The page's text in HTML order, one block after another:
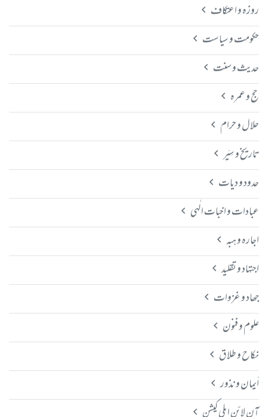
روزہ و اعتکاف
حکومت و سیاست
حدیث و سنت
حج و عمرہ
حلال و حرام
تاریخ و سِیَر
حدود و دیات
عبادات و اخبات الٰہی
اجارہ و ہبہ
اجتہاد و تقلید
جھاد و غزوات
علوم و فنون
نکاح و طلاق
اَیمان و نذور